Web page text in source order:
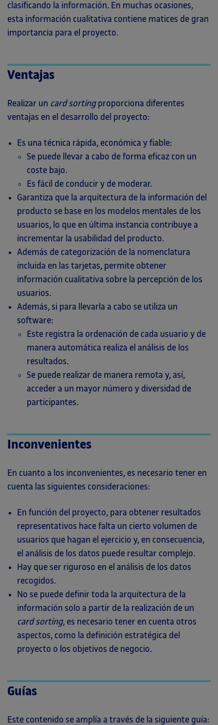
clasificando la información. En muchas ocasiones,
esta información cualitativa contiene matices de gran
importancia para el proyecto.
Ventajas
Realizar un card sortingproporciona diferentes
ventajas en el desarrollo del proyecto:
Es una técnica rápida, económica y fiable:
Se puede llevar a cabo de forma eficaz con un
coste bajo.
Es fácil de conducir y de moderar.
Garantiza que la arquitectura de la información del
producto se base en los modelos mentales de los
usuarios, lo que en última instancia contribuye a
incrementar la usabilidad del producto.
Además de categorización de la nomenclatura
incluida en las tarjetas, permite obtener
información cualitativa sobre la percepción de los
usuarios.
Además, si para llevarla a cabo se utiliza un
software:
Este registra la ordenación de cada usuario y de
manera automática realiza el análisis de los
resultados.
Se puede realizar de manera remota y, así,
acceder a un mayor número y diversidad de
participantes.
Inconvenientes
En cuanto a los inconvenientes, es necesario tener en
cuenta las siguientes consideraciones:
En función del proyecto, para obtener resultados
representativos hace falta un cierto volumen de
usuarios que hagan el ejercicio y, en consecuencia,
el análisis de los datos puede resultar complejo.
Hay que ser riguroso en el análisis de los datos
recogidos.
No se puede definir toda la arquitectura de la
información solo a partir de la realización de un
card sorting, es necesario tener en cuenta otros
aspectos, como la definición estratégica del
proyecto o los objetivos de negocio.
Guías
Este contenido se amplía a través de la siguiente guía: